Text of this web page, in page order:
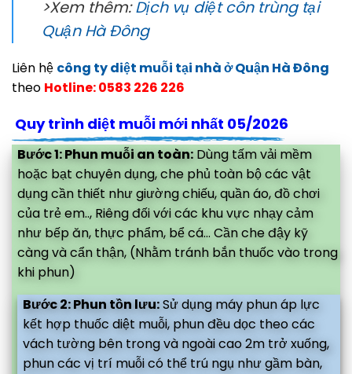
>Xem thêm:Dịch vụ diệt côn trùng tại
Quận Hà Đông
Liên hệ công ty diệt muỗi tại nhà ở Quận Hà Đông
theo Hotline: 0583 226 226
Quy trình diệt muỗi mới nhất 05/2026
Bước 1: Phun muỗi an toàn: Dùng tấm vải mềm
hoặc bạt chuyên dụng, che phủ toàn bộ các vật
dụng cần thiết như giường chiếu, quần áo, đồ chơi
của trẻ em.., Riêng đối với các khu vực nhạy cảm
như bếp ăn, thực phẩm, bể cá... Cần che đậy kỹ
càng và cẩn thận, (Nhằm tránh bắn thuốc vào trong
khi phun)
Bước 2: Phun tồn lưu:Sử dụng máy phun áp lực
kết hợp thuốc diệt muỗi, phun đều dọc theo các
vách tường bên trong và ngoài cao 2m trở xuống,
phun các vị trí muỗi có thể trú ngụ như gầm bàn,